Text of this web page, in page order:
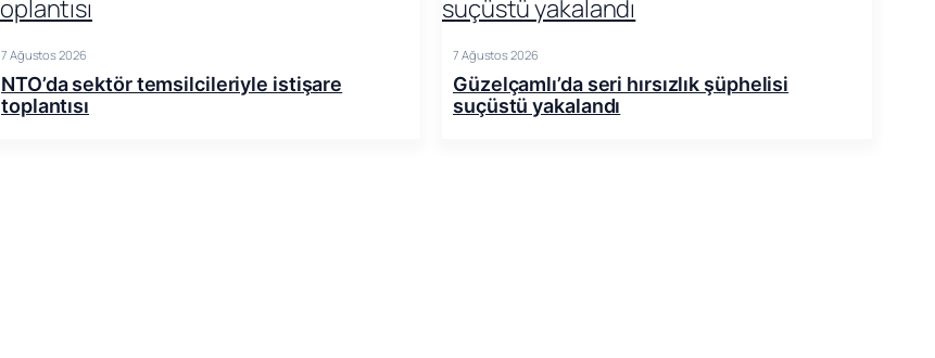
7 Ağustos 2026
NTO’da sektör temsilcileriyle istişare
toplantısı
7 Ağustos 2026
Güzelçamlı’da seri hırsızlık şüphelisi
suçüstü yakalandı